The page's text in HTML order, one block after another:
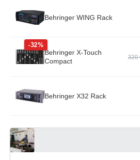
Behringer WING Rack
-32%
Behringer X-Touch
Compact
320
Behringer X32 Rack